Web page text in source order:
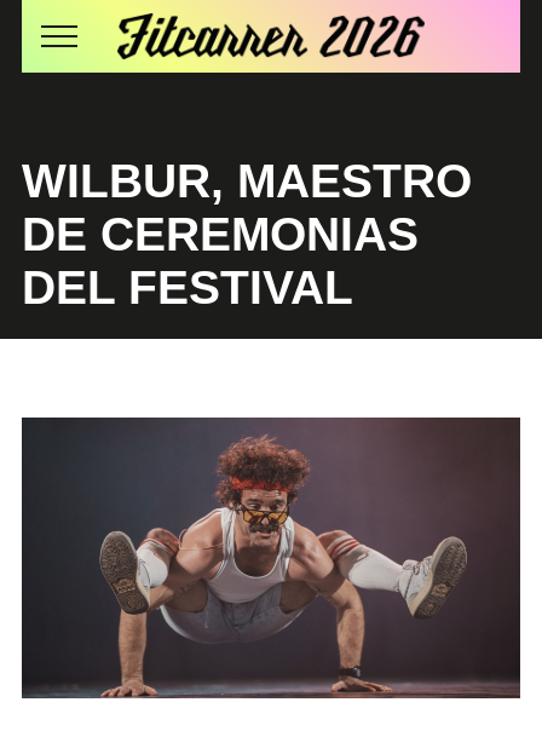
WILBUR, MAESTRO
DE CEREMONIAS
DEL FESTIVAL